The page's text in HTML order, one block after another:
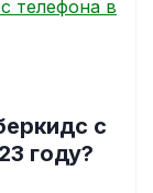
с
году?